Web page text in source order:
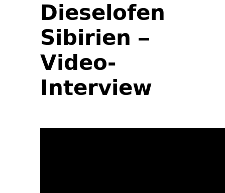
Dieselofen
Sibirien –
Video-
Interview